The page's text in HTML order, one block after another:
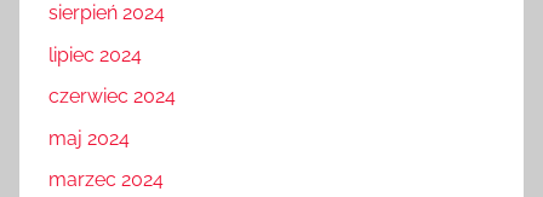
sierpień 2024
lipiec 2024
czerwiec 2024
maj 2024
marzec 2024